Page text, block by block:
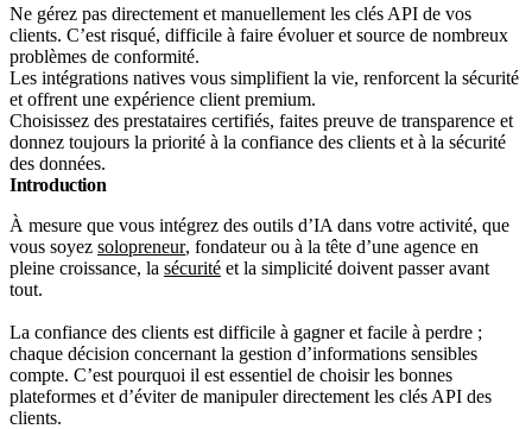
Ne gérez pas directement et manuellement les clés API de vos
clients. C’est risqué, difficile à faire évoluer et source de nombreux
problèmes de conformité.
Les intégrations natives vous simplifient la vie, renforcent la sécurité
et offrent une expérience client premium.
Choisissez des prestataires certifiés, faites preuve de transparence et
donnez toujours la priorité à la confiance des clients et à la sécurité
des données.
Introduction
À mesure que vous intégrez des outils d’IA dans votre activité, que
vous soyez solopreneur, fondateur ou à la tête d’une agence en
pleine croissance, la sécurité et la simplicité doivent passer avant
tout.
La confiance des clients est difficile à gagner et facile à perdre ;
chaque décision concernant la gestion d’informations sensibles
compte. C’est pourquoi il est essentiel de choisir les bonnes
plateformes et d’éviter de manipuler directement les clés API des
clients.